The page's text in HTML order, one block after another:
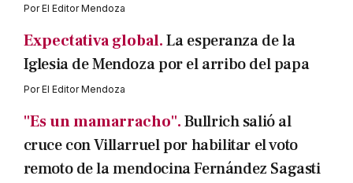
PorEl Editor Mendoza
Expectativa global.La esperanza de la
Iglesia de Mendoza por el arribo del papa
PorEl Editor Mendoza
"Es un mamarracho".Bullrich salió al
cruce con Villarruel por habilitar el voto
remoto de la mendocina Fernández Sagasti